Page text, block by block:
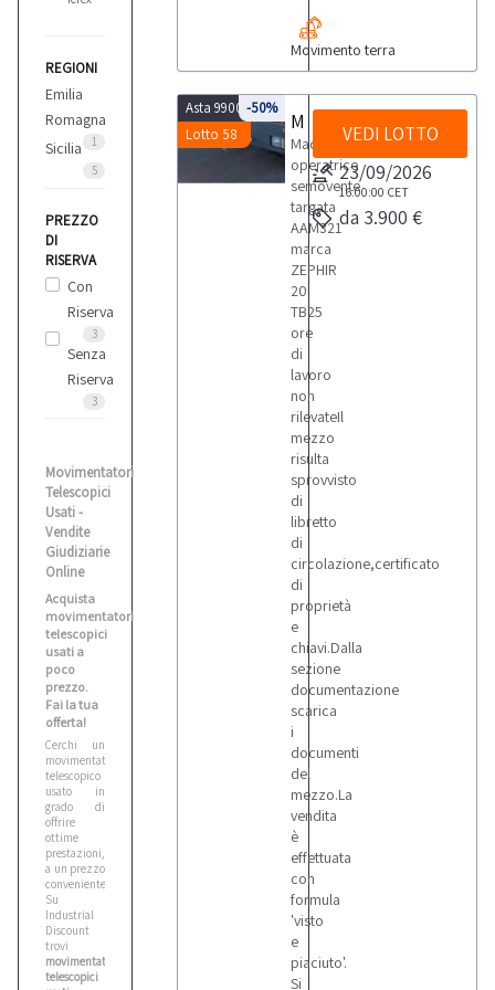
REGIONI
Emilia
Romagna
1
Sicilia
5
PREZZO
DI
RISERVA
Con
Riserva
3
Senza
Riserva
3
Movimentatori
Telescopici
Usati -
Vendite
Giudiziarie
Online
Acquista
movimentatori
telescopici
usati a
poco
prezzo.
Fai la tua
offerta!
Cerchi un
movimentatore
telescopico
usato in
grado di
offrire
ottime
prestazioni,
a un prezzo
conveniente?
Su
Industrial
Discount
trovi
movimentatori
telescopici
Movimento terra
Asta 9900
Lotto 58
-50%
Macchina
operatrice
semovente
targata
AAM321
marca
ZEPHIR
20
TB25
ore
di
lavoro
non
rilevateIl
mezzo
risulta
sprovvisto
di
libretto
di
circolazione,certificato
di
proprietà
e
chiavi.Dalla
sezione
documentazione
scarica
i
documenti
del
mezzo.La
vendita
è
effettuata
con
formula
'visto
e
piaciuto'.
Si
VEDI LOTTO
23/09/2026
16:00:00 CET
da 3.900 €